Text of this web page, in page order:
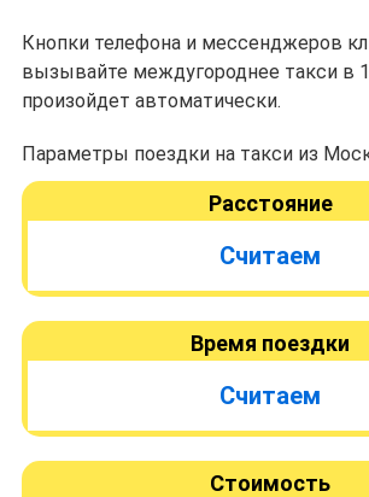
Кнопки телефона и мессенджеров
вызывайте междугороднее такси в 1
произойдет автоматически.
Параметры поездки на такси из
Расстояние
Считаем
Время поездки
Считаем
Стоимость